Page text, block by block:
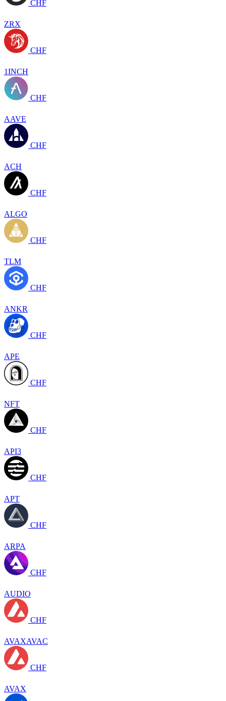
CHF
ZRX
CHF
1INCH
CHF
AAVE
CHF
ACH
CHF
ALGO
CHF
TLM
CHF
ANKR
CHF
APE
CHF
NFT
CHF
API3
CHF
APT
CHF
ARPA
CHF
AUDIO
CHF
AVAXAVAC
CHF
AVAX